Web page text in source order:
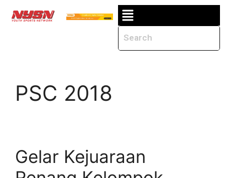
PSC 2018
Gelar Kejuaraan